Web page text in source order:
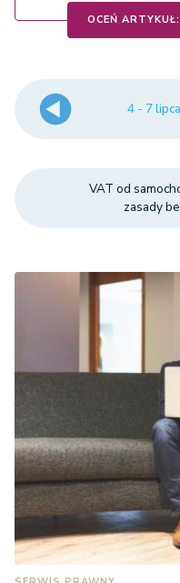
OCEŃ ARTYKUŁ:
4 - 7
VAT od
zasady